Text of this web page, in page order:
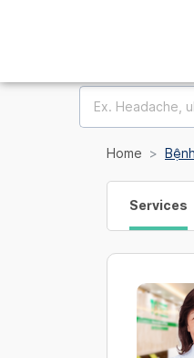
Home
Services